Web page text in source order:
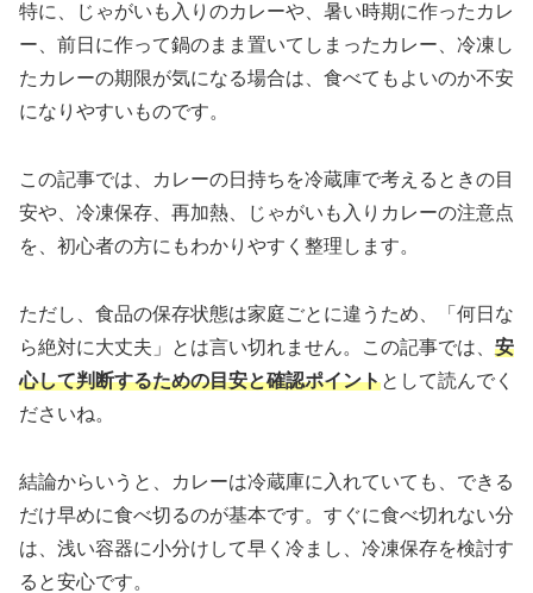
特に、じゃがいも入りのカレーや、暑い時期に作ったカレ
ー、前日に作って鍋のまま置いてしまったカレー、冷凍し
たカレーの期限が気になる場合は、食べてもよいのか不安
になりやすいものです。
この記事では、カレーの日持ちを冷蔵庫で考えるときの目
安や、冷凍保存、再加熱、じゃがいも入りカレーの注意点
を、初心者の方にもわかりやすく整理します。
ただし、食品の保存状態は家庭ごとに違うため、「何日な
ら絶対に大丈夫」とは言い切れません。この記事では、 安
心して判断するための目安と確認ポイントとして読んでく
ださいね。
結論からいうと、カレーは冷蔵庫に入れていても、できる
だけ早めに食べ切るのが基本です。すぐに食べ切れない分
は、浅い容器に小分けして早く冷まし、冷凍保存を検討す
ると安心です。